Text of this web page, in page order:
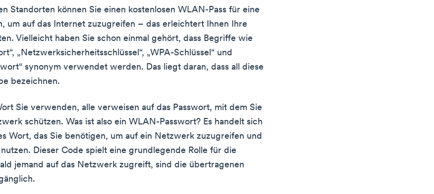
Standorten können Sie einen kostenlosen WLAN-Pass für eine
um auf das Internet zuzugreifen – das erleichtert Ihnen Ihre
Vielleicht haben Sie schon einmal gehört, dass Begriffe wie
„Netzwerksicherheitsschlüssel“, „WPA-Schlüssel“ und
synonym verwendet werden. Das liegt daran, dass all diese
bezeichnen.
Sie verwenden, alle verweisen auf das Passwort, mit dem Sie
schützen. Was ist also ein WLAN-Passwort? Es handelt sich
Wort, das Sie benötigen, um auf ein Netzwerk zuzugreifen und
Dieser Code spielt eine grundlegende Rolle für die
jemand auf das Netzwerk zugreift, sind die übertragenen